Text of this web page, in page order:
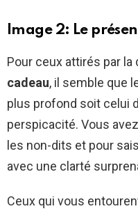
Image 2: Le
Pour ceux attirés par la
cadeau, il semble que
plus profond soit celui
perspicacité. Vous
les non-dits et pour
avec une clarté
Ceux qui vous